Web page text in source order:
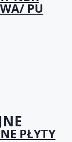
PU
PŁYTY